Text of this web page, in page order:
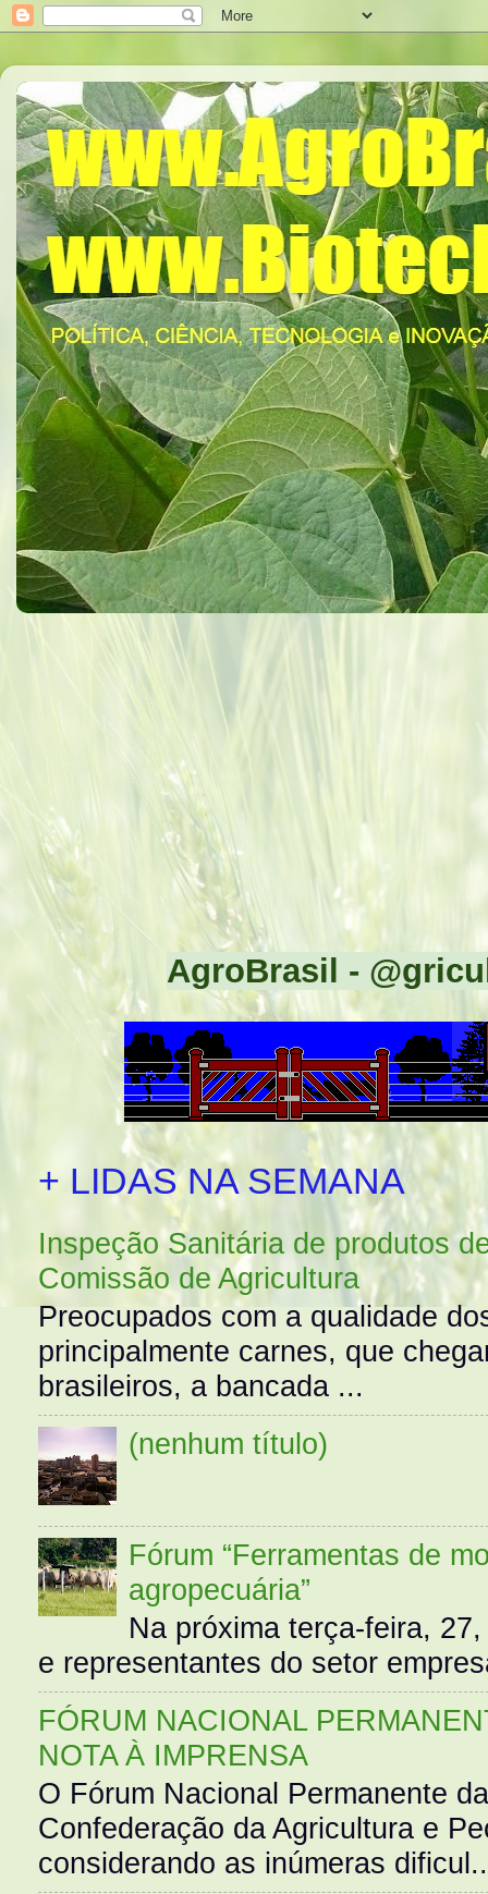
AgroBrasil -
+ LIDAS NA SEMANA
Inspeção Sanitária de produtos
Comissão de Agricultura
Preocupados com a qualidade
principalmente carnes, que
brasileiros, a bancada ...
(nenhum título)
Fórum “Ferramentas de
agropecuária”
Na próxima terça-feira,
e representantes do setor
FÓRUM NACIONAL
NOTA À IMPRENSA
O Fórum Nacional Permanente
Confederação da Agricultura e
considerando as inúmeras